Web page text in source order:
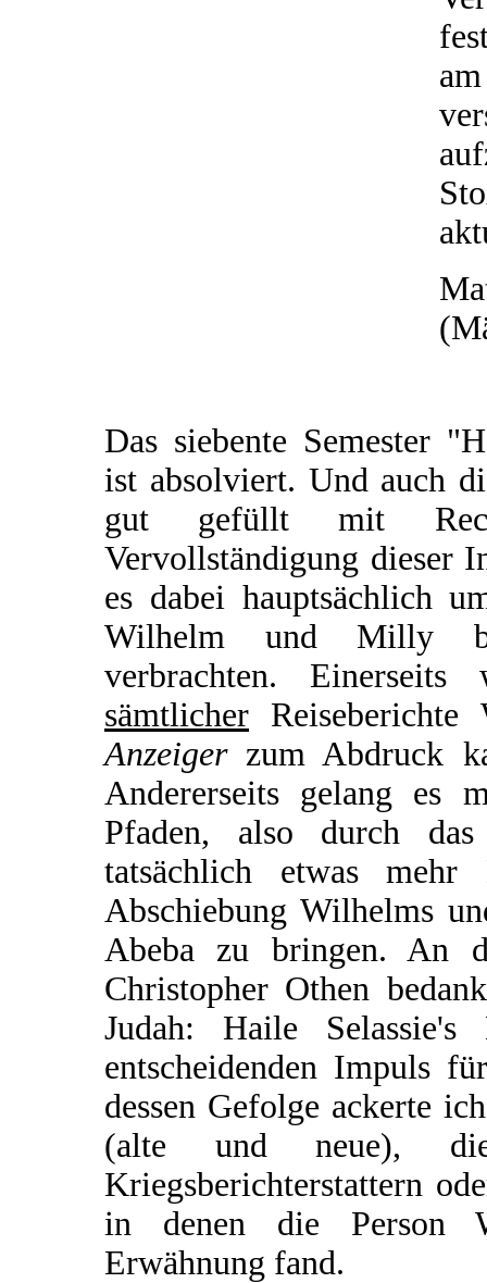
Das siebente Semester
ist absolviert. Und auch
gut gefüllt mit
Vervollständigung dieser
es dabei hauptsächlich
Wilhelm und Milly
verbrachten.
sämtlicher
Anzeigerzum Abdruck
Andererseits gelang es
Pfaden, also durch das
tatsächlich etwas
Abschiebung Wilhelms
Abeba zu bringen. An
Christopher Othen
Judah: Haile
entscheidenden Impuls
dessen Gefolge ackerte
(alte und neue),
Kriegsberichterstattern
in denen die Person
Erwähnung fand.